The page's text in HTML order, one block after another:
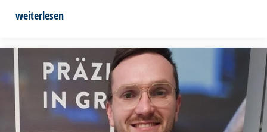
weiterlesen